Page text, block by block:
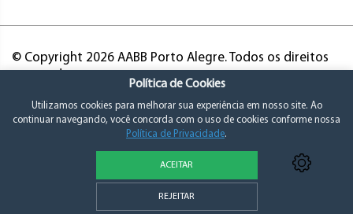
© Copyright 2026 AABB Porto Alegre. Todos os direitos
Política de Privacidade e Consentimento
Política de Cookies
Utilizamos cookies para melhorar sua experiência em nosso site. Ao
continuar navegando, você concorda com o uso de cookies conforme nossa
Política de Privacidade.
ACEITAR
REJEITAR